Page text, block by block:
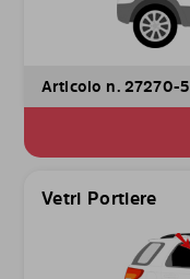
Articolo n. 27270-5
Vetri Portiere